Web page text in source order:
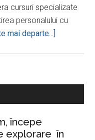
cursuri specializate
personalului cu
mai departe...]
Petrol
începe
explorare în